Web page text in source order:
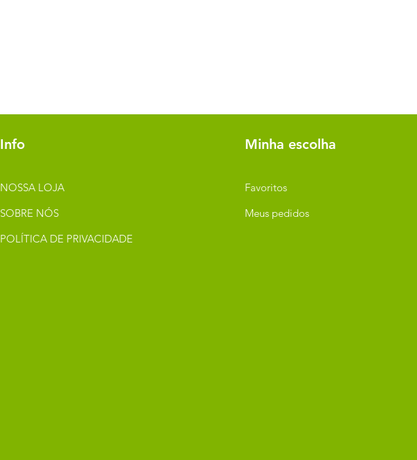
Info
NOSSA LOJA
SOBRE NÓS
POLÍTICA DE PRIVACIDADE
Minha escolha
Favoritos
Meus pedidos